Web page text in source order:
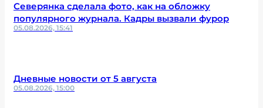
Северянка сделала фото, как на обложку
популярного журнала. Кадры вызвали фурор
05.08.2026, 15:41
Дневные новости от 5 августа
05.08.2026, 15:00